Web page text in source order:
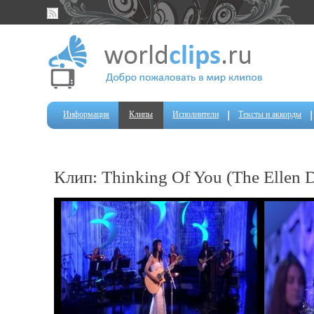
Информация Клипы Исполнители Тексты и аккорды
Клип: Thinking Of You (The Ellen